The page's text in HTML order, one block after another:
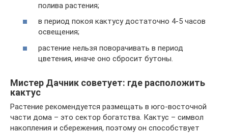
полива растения;
в период покоя кактусу достаточно 4-5 часов
освещения;
растение нельзя поворачивать в период
цветения, иначе оно сбросит бутоны.
Мистер Дачник советует: где расположить
кактус
Растение рекомендуется размещать в юго-восточной
части дома – это сектор богатства. Кактус – символ
накопления и сбережения, поэтому он способствует